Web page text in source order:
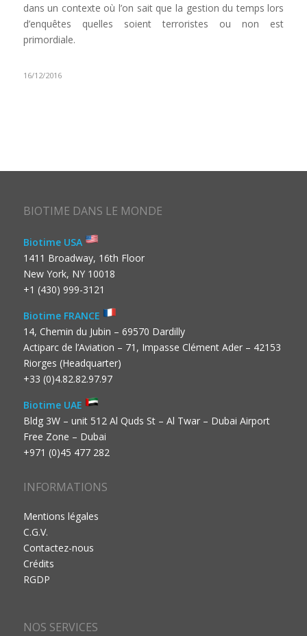
dans un contexte où l’on sait que la gestion du temps lors
d’enquêtes quelles soient terroristes ou non est
primordiale.
16/12/2016
BIOTIME DANS LE MONDE
Biotime USA
1411 Broadway, 16th Floor
New York, NY 10018
+1 (430) 999-3121
Biotime FRANCE
14, Chemin du Jubin – 69570 Dardilly
Actiparc de l’Aviation – 71, Impasse Clément Ader – 42153
Riorges (Headquarter)
+33 (0)4.82.82.97.97
Biotime UAE
Bldg 3W – unit 512 Al Quds St – Al Twar – Dubai Airport
Free Zone – Dubai
+971 (0)45 477 282
INFORMATIONS
Mentions légales
C.G.V.
Contactez-nous
Crédits
RGDP
NOS SERVICES